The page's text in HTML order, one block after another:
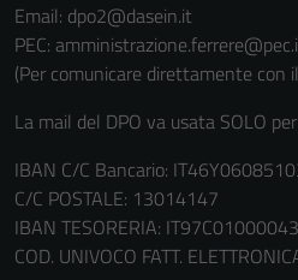
Email: dpo2@dasein.it
PEC:
(Per comunicare direttamente con
La mail del DPO va usata SOLO
IBAN C/C Bancario:
C/C POSTALE: 13014147
IBAN TESORERIA:
COD. UNIVOCO FATT.